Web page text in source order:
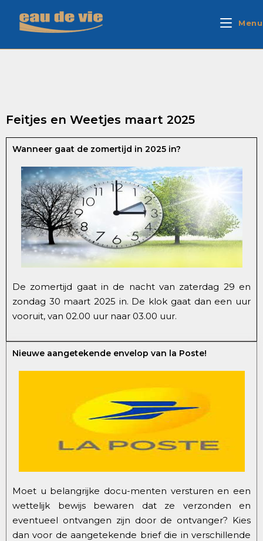
Menu
Feitjes en Weetjes maart 2025
Wanneer gaat de zomertijd in 2025 in?
De zomertijd gaat in de nacht van zaterdag 29 en
zondag 30 maart 2025 in. De klok gaat dan een uur
vooruit, van 02.00 uur naar 03.00 uur.
Nieuwe aangetekende envelop van la Poste!
Moet u belangrijke docu-menten versturen en een
wettelijk bewijs bewaren dat ze verzonden en
eventueel ontvangen zijn door de ontvanger? Kies
dan voor de aangetekende brief die in verschillende